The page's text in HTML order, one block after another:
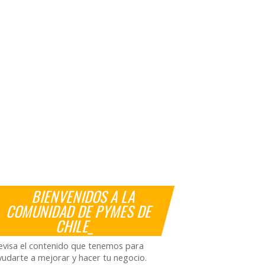
BIENVENIDOS A LA
COMUNIDAD DE PYMES DE
CHILE_
el contenido que tenemos para
a mejorar y hacer tu negocio.